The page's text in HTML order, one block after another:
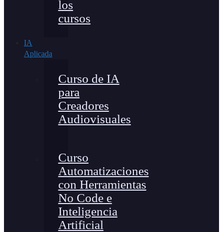
los
cursos
IA
Aplicada
Curso de IA
para
Creadores
Audiovisuales
Curso
Automatizaciones
con Herramientas
No Code e
Inteligencia
Artificial